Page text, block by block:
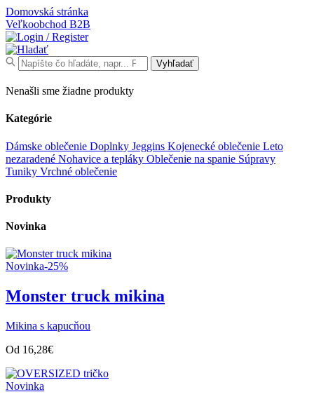
Domovská stránka
Veľkoobchod B2B
Search
for:
Vyhľadať
Nenašli sme žiadne produkty
Kategórie
Dámske oblečenie Doplnky Jeggins Kojenecké oblečenie Leto
nezaradené Nohavice a tepláky Oblečenie na spanie Súpravy
Tuniky Vrchné oblečenie
Produkty
Novinka
Novinka-25%
Monster truck mikina
Mikina s kapucňou
Od 16,28€
Novinka